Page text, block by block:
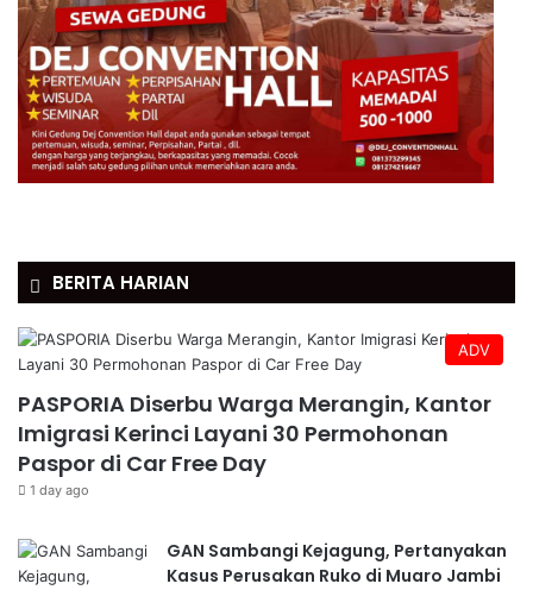
BERITA HARIAN
ADV
PASPORIA Diserbu Warga Merangin, Kantor
Imigrasi Kerinci Layani 30 Permohonan
Paspor di Car Free Day
1 day ago
GAN Sambangi Kejagung, Pertanyakan
Kasus Perusakan Ruko di Muaro Jambi